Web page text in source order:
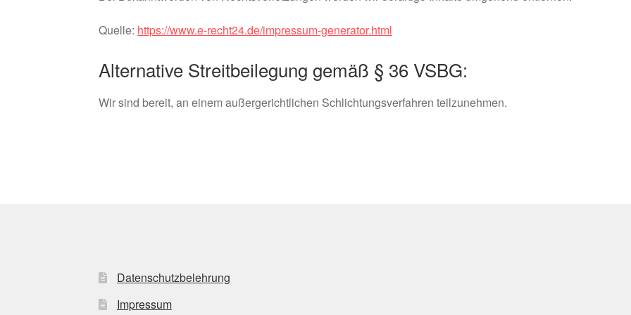
Quelle: https://www.e-recht24.de/impressum-generator.html
Alternative Streitbeilegung gemäß § 36 VSBG:
Wir sind bereit, an einem außergerichtlichen Schlichtungsverfahren teilzunehmen.
Datenschutzbelehrung
Impressum